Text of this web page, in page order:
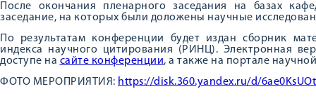
После окончания пленарного заседания на базах
заседание, на которых были доложены научные
По результатам конференции будет издан сборник
индекса научного цитирования (РИНЦ). Электронная
доступе на сайте конференции, а также на портале
ФОТО МЕРОПРИЯТИЯ: https://disk.360.yandex.ru/d/